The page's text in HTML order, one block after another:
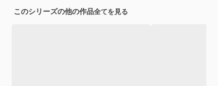
このシリーズの他の作品全てを見る